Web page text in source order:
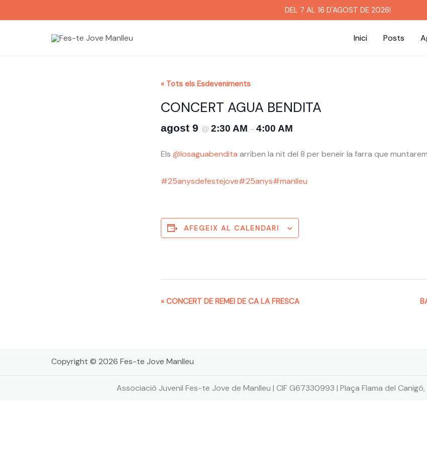
al
DEL 7 AL 16 D'AGOST DE 2026!
Inici Posts
« Tots els Esdeveniments
CONCERT AGUA BENDITA
agost 9 @ 2:30 AM – 4:00 AM
Els @losaguabendita arriben la nit del 8 per beneir la farra que
#25anysdefestejove#25anys#manlleu
AFEGEIX AL CALENDARI
Navegació
«CONCERT DE REMEI DE CA LA FRESCA
Copyright © 2026 Fes-te Jove Manlleu
Associació Juvenil Fes-te Jove de Manlleu | CIF G67330993 | Plaça Flama del